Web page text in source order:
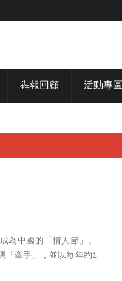
犇報回顧 活動專區
為中國的「情人節」。
「牽手」，並以每年約1